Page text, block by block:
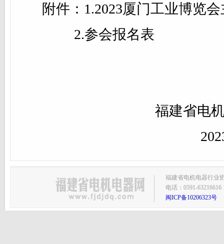
附件 ： 1.2023厦门工业博览
2.参会报名表
福建省电
福建省电机电器行业
电话：0591-
闽ICP备10206323号